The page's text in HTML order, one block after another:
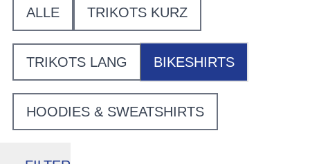
ALLE TRIKOTS KURZ
TRIKOTS LANG BIKESHIRTS
HOODIES & SWEATSHIRTS